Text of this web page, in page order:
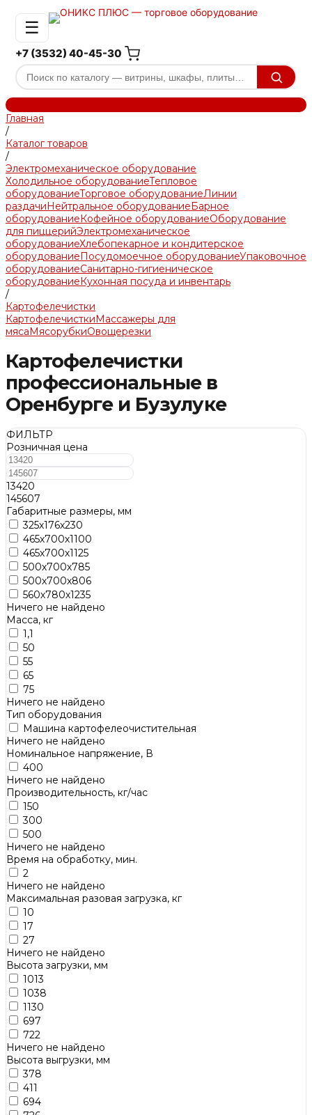
☰
+7 (3532) 40-45-30
Главная
/
Каталог товаров
/
Электромеханическое оборудование
Холодильное оборудованиеТепловое
оборудованиеТорговое оборудованиеЛинии
раздачиНейтральное оборудованиеБарное
оборудованиеКофейное оборудованиеОборудование
для пиццерийЭлектромеханическое
оборудованиеХлебопекарное и кондитерское
оборудованиеПосудомоечное оборудованиеУпаковочное
оборудованиеСанитарно-гигиеническое
оборудованиеКухонная посуда и инвентарь
/
Картофелечистки
КартофелечисткиМассажеры для
мясаМясорубкиОвощерезки
Картофелечистки
профессиональные в
Оренбурге и Бузулуке
ФИЛЬТР
Розничная цена
13420
145607
Габаритные размеры, мм
325х176х230
465х700х1100
465х700х1125
500х700х785
500х700х806
560х780х1235
Ничего не найдено
Масса, кг
1,1
50
55
65
75
Ничего не найдено
Тип оборудования
Машина картофелеочистительная
Ничего не найдено
Номинальное напряжение, В
400
Ничего не найдено
Производительность, кг/час
150
300
500
Ничего не найдено
Время на обработку, мин.
2
Ничего не найдено
Максимальная разовая загрузка, кг
10
17
27
Ничего не найдено
Высота загрузки, мм
1013
1038
1130
697
722
Ничего не найдено
Высота выгрузки, мм
378
411
694